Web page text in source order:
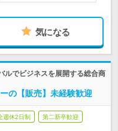
気になる
ルでビジネスを展開する総合商
の【販売】未経験歓迎
週休2日制 第二新卒歓迎